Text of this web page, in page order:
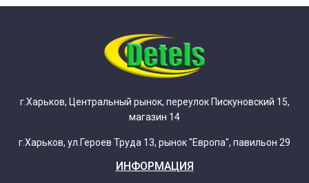
г.Харьков, Центральный рынок, переулок Пискуновский 15,
магазин 14
г.Харьков, ул.Героев Труда 13, рынок "Европа", павильон 29
ИНФОРМАЦИЯ